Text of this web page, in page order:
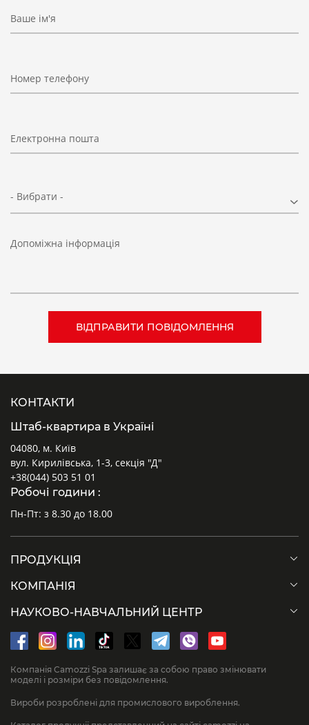
Ваше ім'я
Номер телефону
Електронна пошта
- Вибрати -
Допоміжна інформація
КОНТАКТИ
Штаб-квартира в Україні
04080, м. Київ
вул. Кирилівська, 1-3, секція "Д"
+38(044) 503 51 01
Робочі години :
Пн-Пт: з 8.30 до 18.00
ПРОДУКЦІЯ
КОМПАНІЯ
НАУКОВО-НАВЧАЛЬНИЙ ЦЕНТР
Компанія Camozzi Spa залишає за собою право змінювати
моделі і розміри без повідомлення.
Вироби розроблені для промислового вироблення.